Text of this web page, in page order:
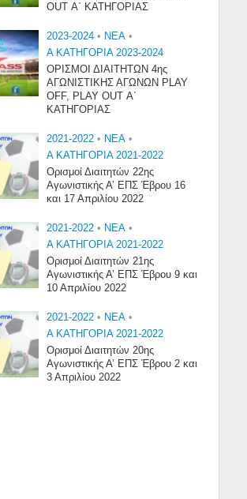
OUT Α΄ ΚΑΤΗΓΟΡΙΑΣ
2023-2024 • NEA •
Α ΚΑΤΗΓΟΡΙΑ 2023-2024
ΟΡΙΣΜΟΙ ΔΙΑΙΤΗΤΩΝ 4ης
ΑΓΩΝΙΣΤΙΚΗΣ ΑΓΩΝΩΝ PLAY
OFF, PLAY OUT Α΄
ΚΑΤΗΓΟΡΙΑΣ
2021-2022 • NEA •
Α ΚΑΤΗΓΟΡΙΑ 2021-2022
Ορισμοί Διαιτητών 22ης
Αγωνιστικής Α’ ΕΠΣ Έβρου 16
και 17 Απριλίου 2022
2021-2022 • NEA •
Α ΚΑΤΗΓΟΡΙΑ 2021-2022
Ορισμοί Διαιτητών 21ης
Αγωνιστικής Α’ ΕΠΣ Έβρου 9 και
10 Απριλίου 2022
2021-2022 • NEA •
Α ΚΑΤΗΓΟΡΙΑ 2021-2022
Ορισμοί Διαιτητών 20ης
Αγωνιστικής Α’ ΕΠΣ Έβρου 2 και
3 Απριλίου 2022